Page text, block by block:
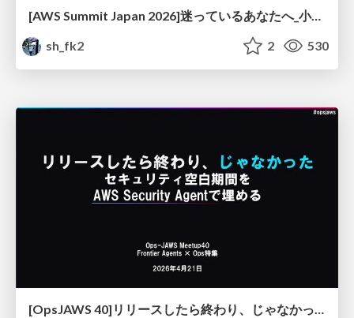
[AWS Summit Japan 2026]迷っているあなたへ_小さな一歩が、やがて自分を助けてくれる
sh_fk2
2 530
[OpsJAWS 40]リリースしたら終わり、じゃなかった。セキュリティ空白期間をAWS Security Agentで埋める